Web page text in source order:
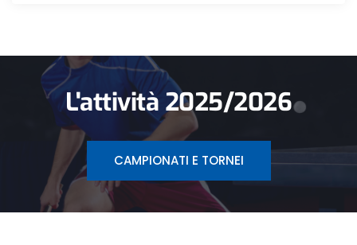
L'attività 2025/2026
CAMPIONATI E TORNEI